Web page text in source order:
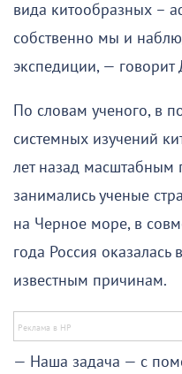
вида китообразных –
собственно мы и
экспедиции, —
По словам ученого, в
системных изучений
лет назад масштабным
занимались ученые
на Черное море, в
года Россия оказалась
известным причинам.
— Наша задача — с